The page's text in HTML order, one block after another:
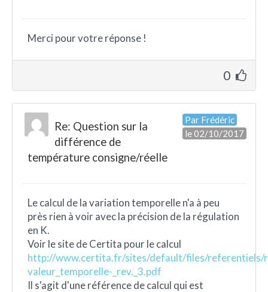
Merci pour votre réponse !
0
Par Frédéric
le 02/10/2017
Re: Question sur la
différence de
température consigne/réelle
Le calcul de la variation temporelle n'a à peu
près rien à voir avec la précision de la régulation
en K.
Voir le site de Certita pour le calcul
http://www.certita.fr/sites/default/files/referentiels/
valeur_temporelle-_rev._3.pdf
Il s'agit d'une référence de calcul qui est